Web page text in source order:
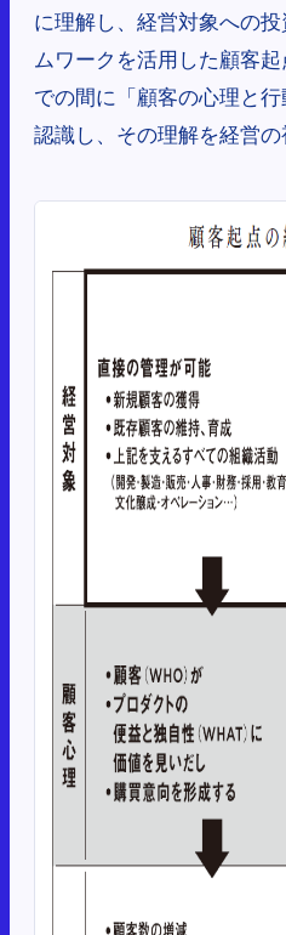
に理解し、経営対象への
ムワークを活用した顧客
での間に「顧客の心理と
認識し、その理解を経営の